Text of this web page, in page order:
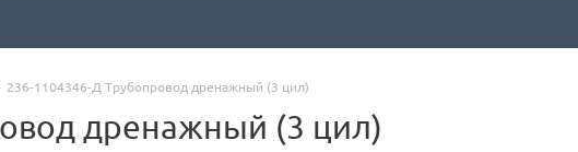
236-1104346-Д Трубопровод дренажный (3 цил)
дренажный (3 цил)